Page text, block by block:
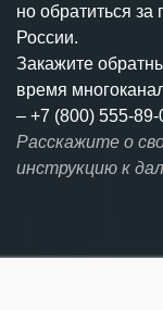
но обратиться
России.
Закажите
время
– +7 (800) 555-
Расскажите о
инструкцию к